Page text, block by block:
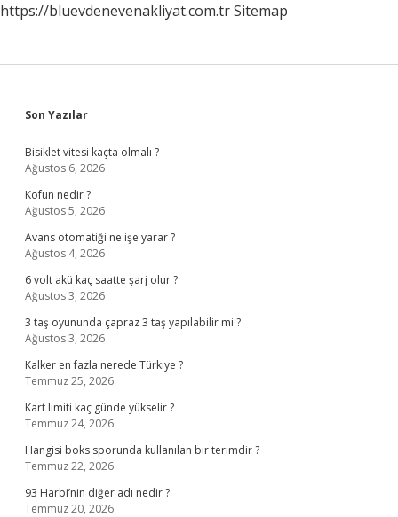
https://bluevdenevenakliyat.com.trSitemap
Sidebar
Son Yazılar
Bisiklet vitesi kaçta olmalı ?
Ağustos 6, 2026
Kofun nedir ?
Ağustos 5, 2026
Avans otomatiği ne işe yarar ?
Ağustos 4, 2026
6 volt akü kaç saatte şarj olur ?
Ağustos 3, 2026
3 taş oyununda çapraz 3 taş yapılabilir mi ?
Ağustos 3, 2026
Kalker en fazla nerede Türkiye ?
Temmuz 25, 2026
Kart limiti kaç günde yükselir ?
Temmuz 24, 2026
Hangisi boks sporunda kullanılan bir terimdir ?
Temmuz 22, 2026
93 Harbi’nin diğer adı nedir ?
Temmuz 20, 2026